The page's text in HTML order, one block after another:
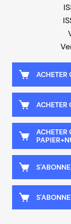
ACHETER
ACHETER
ACHETER